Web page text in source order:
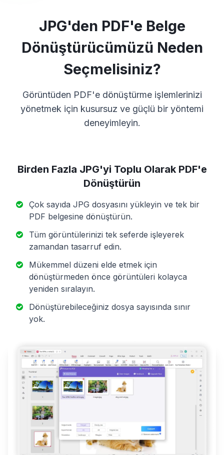
JPG'den PDF'e Belge
Dönüştürücümüzü Neden
Seçmelisiniz?
Görüntüden PDF'e dönüştürme işlemlerinizi
yönetmek için kusursuz ve güçlü bir yöntemi
deneyimleyin.
Birden Fazla JPG'yi Toplu Olarak PDF'e
Dönüştürün
Çok sayıda JPG dosyasını yükleyin ve tek bir
PDF belgesine dönüştürün.
Tüm görüntülerinizi tek seferde işleyerek
zamandan tasarruf edin.
Mükemmel düzeni elde etmek için
dönüştürmeden önce görüntüleri kolayca
yeniden sıralayın.
Dönüştürebileceğiniz dosya sayısında sınır
yok.